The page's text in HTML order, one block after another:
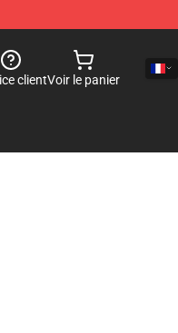
clientVoir le panier